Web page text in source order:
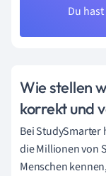
Du
Wie stellen
korrekt und
Bei
die Millionen von
Menschen